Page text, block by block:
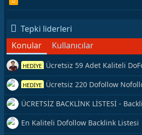
S
Tepki liderleri
Konular
Kullanıcılar
HEDİYE Ücretsiz 59 Adet Kaliteli
Kaynağı Veriyorum.
HEDİYE Ücretsiz 220 Dofollow
Veriyorum
ÜCRETSİZ BACKLİNK LİSTESİ -
Hemen Yetiş!
En Kaliteli Dofollow Backlink Listesi